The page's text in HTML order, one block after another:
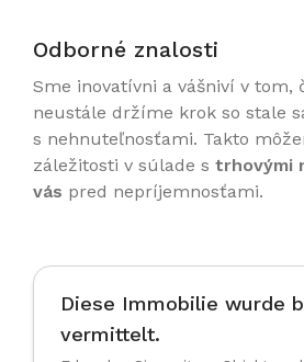
Odborné znalosti
Sme inovatívni a vášniví v tom,
neustále držíme krok so stale
s nehnuteľnosťami. Takto
záležitosti v súlade s trhovými
vás pred nepríjemnosťami.
Diese Immobilie wurde
vermittelt.